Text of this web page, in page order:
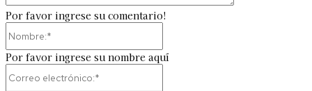
Por favor ingrese su comentario!
Por favor ingrese su nombre aquí